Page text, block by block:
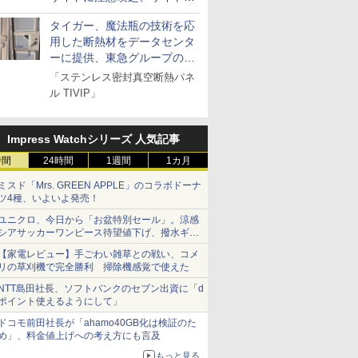
とドメイン名を公表
タイガー、魔法瓶の技術を応
用した断熱材をデータセンタ
ーに提供、東急グループの実
証実験で
「ステンレス密封真空断熱パネ
ル TIVIP」
Impress Watchシリーズ 人気記事
24時間 1週間 1カ月
スド「Mrs. GREEN APPLE」のコラボドーナ
4種、いよいよ発売！
ニクロ、今日から「お盆特別セール」。涼感
アサッカーワンピース待望値下げ、撥水ギア
ョーツは1990円に
家電レビュー】手ごわい雑草との戦い、コメ
の草刈機で完全勝利 掃除機感覚で使えた
島田社長、ソフトバンクのセブン出資に「d
イント使えるようにして」
コモ前田社長が「ahamo40GB化は検証のた
」、料金値上げへの考え方にも言及
もっと見る